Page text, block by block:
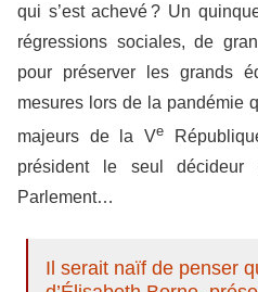
qui s’est achevé ? Un
régressions sociales, de
pour préserver les grands
mesures lors de la pandémie
majeurs de la Ve
président le seul
Parlement…
Il serait naïf de penser